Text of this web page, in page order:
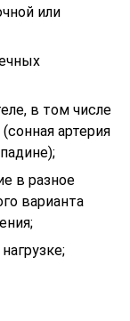
или
в том числе
артерия
в разное
варианта